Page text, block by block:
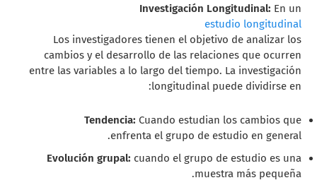
Investigación Longitudinal: En un
estudio longitudinal
Los investigadores tienen el objetivo de analizar los
cambios y el desarrollo de las relaciones que ocurren
entre las variables a lo largo del tiempo. La investigación
longitudinal puede dividirse en:
Tendencia: Cuando estudian los cambios que
enfrenta el grupo de estudio en general.
Evolución grupal: cuando el grupo de estudio es una
muestra más pequeña.